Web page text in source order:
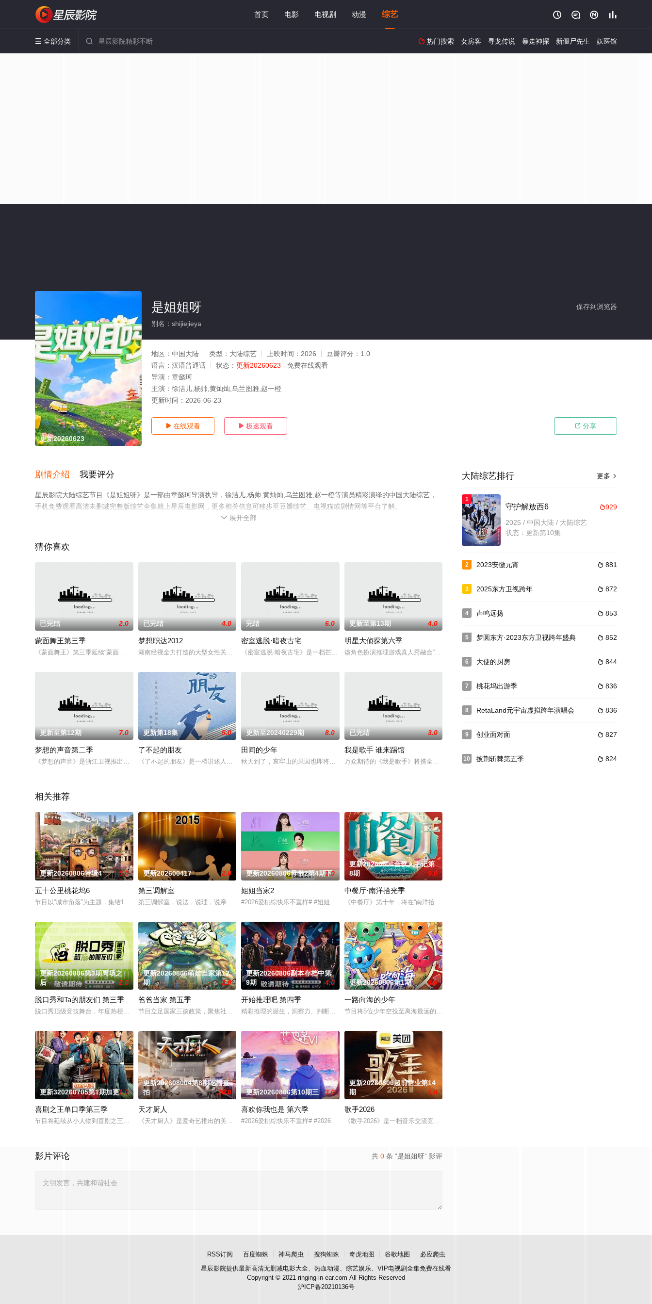
首页 电影 电视剧 动漫 综艺    
 全部分类   热门搜索 女房客 寻龙传说 暴走神探 新僵尸先生 妖医馆
更新20260623
保存到浏览器
是姐姐呀
别名：shijiejieya
地区： 中国大陆 类型： 大陆综艺 上映时间： 2026 豆瓣评分： 1.0
语言： 汉语普通话 状态： 更新20260623 - 免费在线观看
导演： 章懿珂
主演： 徐洁儿,杨帅,黄灿灿,乌兰图雅,赵一橙
更新时间： 2026-06-23
 在线观看  极速观看  分享
剧情介绍 我要评分
星辰影院大陆综艺节目《是姐姐呀》是一部由章懿珂导演执导，徐洁儿,杨帅,黄灿灿,乌兰图雅,赵一橙等演员精彩演绎的中国大陆综艺，
手机免费观看高清未删减完整版综艺全集就上星辰电影网，更多相关信息可移步至豆瓣综艺、电视猫或剧情网等平台了解。
 展开全部
猜你喜欢
已完结 2.0
蒙面舞王第三季
《蒙面舞王》第三季延续“蒙面 竞演 竞猜”模式，邀请专业舞者、跨界艺人、网络红人等明星名人以“舞者”身份，在舞台上蒙面竞技，展现“为热爱而坚持”的精神
已完结 4.0
梦想职达2012
湖南经视全力打造的大型女性关怀职场节目，由著名“策神”马可担任主持，专门关注女性求职的策略、方向、职场生存等方方面面，也是为不同层次，不同行业，不同领
完结 6.0
密室逃脱·暗夜古宅
《密室逃脱·暗夜古宅》是一档芒果TV出品的公益性质的游戏任务型真人秀，节目以中国观众熟知的经典故事为原型，构建探险情境，打造中国首档
更新至第13期 4.0
明星大侦探第六季
该角色扮演推理游戏真人秀融合“角色扮演 推理游戏”两大趣味，六位明星玩家将选择案件中五个嫌疑人与一
更新至第12期 7.0
梦想的声音第二季
《梦想的声音》是浙江卫视推出的原创音乐圆梦节目，由浙江卫视节目中心制作。节目以梦想为基石，以切磋的方式让顶级唱将与素人歌手直接面对面进行“技艺过招”。
更新第18集 5.0
了不起的朋友
《了不起的朋友》是一档讲述人与动物因相遇而产生奇妙缘分的系列纪录片，由北京金尚龙影文化传播有限公司出品。该纪录片从大熊猫出发，延伸至其他珍稀动物，聚焦
更新至20240229期 8.0
田间的少年
秋天到了，哀牢山的果园也即将迎来最忙的采摘季。为了解决每年采摘季人手不足的棘手问题，果园开启了“橙”心“橙”意果农月度实习计划。10位艺
已完结 3.0
我是歌手 谁来踢馆
万众期待的《我是歌手》将携全新赛制归来，更具看点！与往届不同的是：本季3位踢馆歌手的最后1位将由
相关推荐
更新20260806特辑4 5.0
五十公里桃花坞6
节目以“城市角落”为主题，集结15位多元坞民通过21天的共同生活与亲手建造，探索"在不够理想的环境中，如何创造理想生活"的时代命题
更新202600417 2.0
第三调解室
第三调解室，说法，说理，说亲情。第三调解室是国内第一档具有法律效力的排解矛盾、化解纠纷的电视节目。节目将司法局的人民调解室，公安局的联合调解室，人民法
更新20260806母带2第4期下
1.0
姐姐当家2
#2026爱桃综快乐不重样# #姐姐当家# 第二季惊喜回归，看姐姐们如何见招拆招，畅聊人生的酸甜苦辣。观察团已就位，等你一起来“当家”！
更新20260806合伙人手记第
8期
9.0
中餐厅·南洋拾光季
《中餐厅》第十年，将在“南洋拾光”的氛围中，打造一家独具风格特色的田园餐厅。内容场景上，除餐厅本体
更新20260806第3期离场之
后
2.0
脱口秀和Ta的朋友们 第三季
脱口秀顶级竞技舞台，年度热梗发源地，2026夏天准时快乐
更新20260806萌娃当家第12
期
2.0
爸爸当家 第五季
节目立足国家三孩政策，聚焦社会“全职爸爸”育儿现象，邀请全职照顾孩子的四位爸爸，开启一场长达100天的“爸爸当家”生活。新一季从四大维度：家庭形态、情
更新20260806副本存档中第
9期
4.0
开始推理吧 第四季
精彩推理的诞生，洞察力、判断力等是推理的关键，更少不了开推团的默契配合！接下来开推团还会在推理探险的路上继续向前！在推市的舞台上
更新20260806第1期 8.0
一路向海的少年
节目将5位少年空投至离海最远的大陆腹地，他们只有一辆车和一车椰子们，通过在途径补给站完成挑战任务
更新320260705第1期加更1.0
喜剧之王单口季第三季
节目将延续从小人物到喜剧之王的故事，汇聚来自全国各地脱口秀俱乐部的优秀单口喜剧演员和漫才组合。每一位“小人物”都将带着真实感与鲜活的生命力站上舞台，他
更新202608004第8期吃播直
拍
10.0
天才厨人
《天才厨人》是爱奇艺推出的美食竞技类真人秀 ，由何浩楠、黄渤、吕严、马頔等人为嘉宾。
更新20260806第10期三 3.0
喜欢你我也是 第六季
#2026爱桃综快乐不重样# #2026爱奇艺新生片单# #喜欢你我也是# 第六季暖心回归！恋综IP携“恋爱旅行季”而来，单身男女嘉宾将在山河湖海间旅
更新20260806超前营业第14
期
1.0
歌手2026
《歌手2026》是一档音乐交流竞技节目。节目集结全球实力唱将，在每周的直播比拼中高能开唱，演绎各国
共 0 条 “是姐姐呀” 影评
影片评论
更多 
大陆综艺排行
1
929
守护解放西6
2025 / 中国大陆 / 大陆综艺
状态：更新第10集
2  881
2023安徽元宵
3  872
2025东方卫视跨年
4  853
声鸣远扬
5  852
梦圆东方·2023东方卫视跨年盛典
6  844
大使的厨房
7  836
桃花坞出游季
8  836
RetaLand元宇宙虚拟跨年演唱会
9  827
创业面对面
10  824
披荆斩棘第五季
RSS订阅 百度蜘蛛 神马爬虫 搜狗蜘蛛 奇虎地图 谷歌地图
必应爬虫
星辰影院提供最新高清无删减电影大全、热血动漫、综艺娱乐、VIP电视剧全集免费在线看
Copyright © 2021 ringing-in-ear.com All Rights Reserved
沪ICP备20210136号